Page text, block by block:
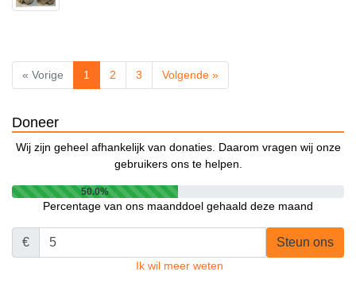
« Vorige 1 2 3 Volgende »
Doneer
Wij zijn geheel afhankelijk van donaties. Daarom vragen wij onze
gebruikers ons te helpen.
50.0%
Percentage van ons maanddoel gehaald deze maand
€ Steun ons
Ik wil meer weten